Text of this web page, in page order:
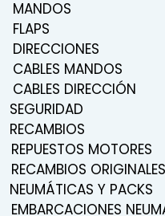
MANDOS
FLAPS
DIRECCIONES
CABLES MANDOS
CABLES DIRECCIÓN
SEGURIDAD
RECAMBIOS
REPUESTOS MOTORES
RECAMBIOS ORIGINALES
NEUMÁTICAS Y PACKS
EMBARCACIONES